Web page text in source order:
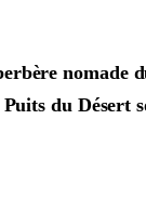
du Désert